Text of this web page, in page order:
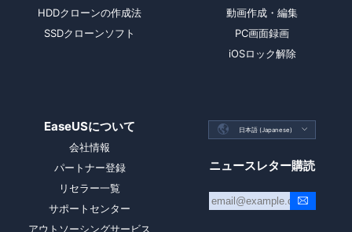
HDDクローンの作成法
SSDクローンソフト
動画作成・編集
PC画面録画
iOSロック解除
EaseUSについて
会社情報
パートナー登録
リセラー一覧
サポートセンター
アウトソーシングサービス
 日本語 (Japanese) 
ニュースレター購読